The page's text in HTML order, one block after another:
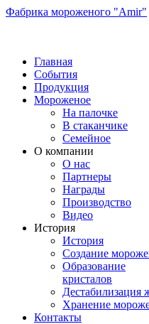
Фабрика мороженого "Amir"
Главная
События
Продукция
Мороженое
На палочке
В стаканчике
Семейное
О компании
О нас
Партнеры
Награды
Производство
Видео
История
История
Создание
Образование
кристалов
Дестабилизация
Хранение
Контакты